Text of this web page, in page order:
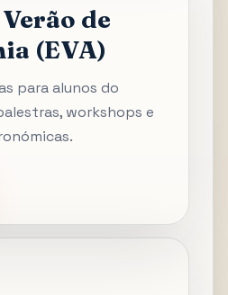
de
(EVA)
para alunos do
workshops e